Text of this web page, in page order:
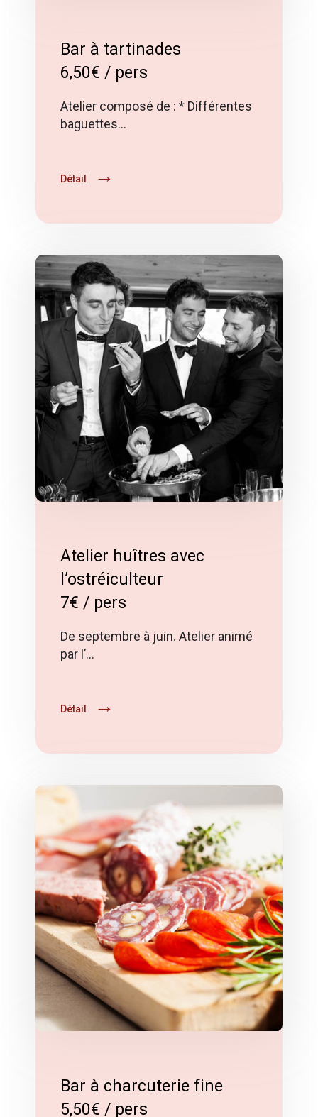
Bar à tartinades
6,50€ / pers
Atelier composé de : * Différentes
baguettes…
Détail
Atelier huîtres avec
l’ostréiculteur
7€ / pers
De septembre à juin. Atelier animé
par l’…
Détail
Bar à charcuterie fine
5,50€ / pers